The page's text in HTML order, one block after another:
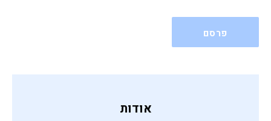
אודות